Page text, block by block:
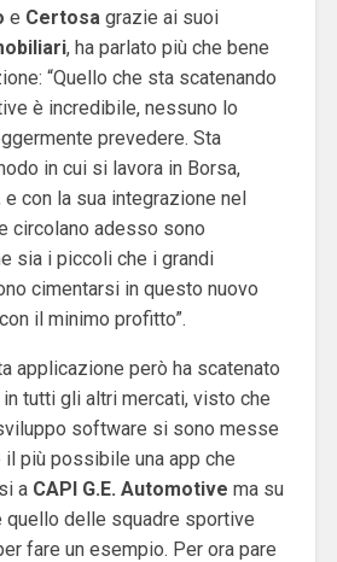
e Certosa grazie ai suoi
, ha parlato più che bene
“Quello che sta scatenando
è incredibile, nessuno lo
prevedere. Sta
in cui si lavora in Borsa,
con la sua integrazione nel
circolano adesso sono
sia i piccoli che i grandi
cimentarsi in questo nuovo
il minimo profitto”.
applicazione però ha scatenato
tutti gli altri mercati, visto che
software si sono messe
il più possibile una app che
a CAPI G.E. Automotive ma su
quello delle squadre sportive
fare un esempio. Per ora pare